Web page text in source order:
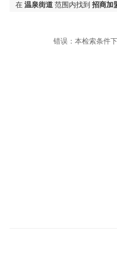
在 温泉街道 范围内找到 招商加
错误：本检索条件